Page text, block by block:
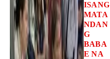
ISANG
MATA
NDAN
G
BABA
E NA